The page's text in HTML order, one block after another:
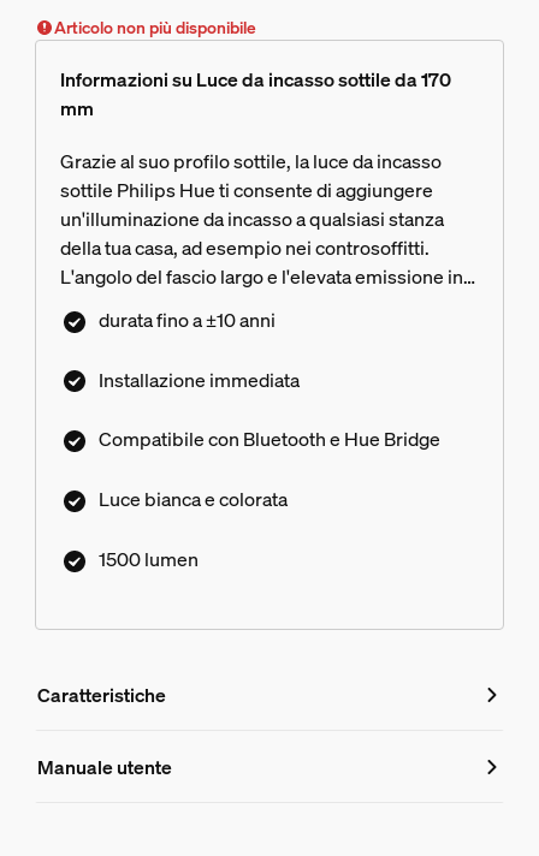
Articolo non più disponibile
Informazioni su Luce da incasso sottile da 170
mm
Grazie al suo profilo sottile, la luce da incasso
sottile Philips Hue ti consente di aggiungere
un'illuminazione da incasso a qualsiasi stanza
della tua casa, ad esempio nei controsoffitti.
L'angolo del fascio largo e l'elevata emissione in
lumen ti consentono di illuminare spazi ancora
più ampi.
durata fino a ±10 anni
Installazione immediata
Compatibile con Bluetooth e Hue Bridge
Luce bianca e colorata
1500 lumen
Caratteristiche
Caratteristiche
Manuale utente